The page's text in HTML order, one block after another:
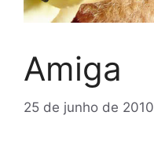
Amiga
25 de junho de 2010